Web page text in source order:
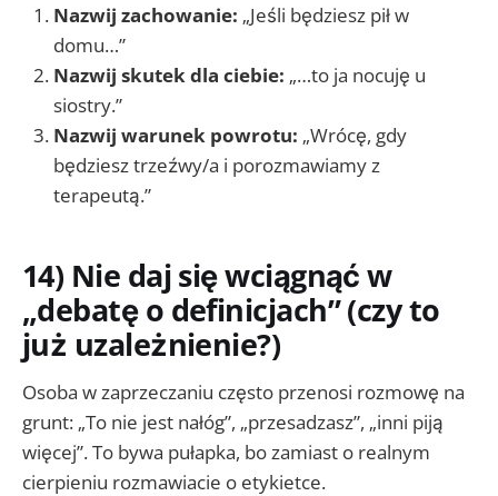
Nazwij zachowanie: „Jeśli będziesz pił w
domu…”
Nazwij skutek dla ciebie: „…to ja nocuję u
siostry.”
Nazwij warunek powrotu: „Wrócę, gdy
będziesz trzeźwy/a i porozmawiamy z
terapeutą.”
14) Nie daj się wciągnąć w
„debatę o definicjach” (czy to
już uzależnienie?)
Osoba w zaprzeczaniu często przenosi rozmowę na
grunt: „To nie jest nałóg”, „przesadzasz”, „inni piją
więcej”. To bywa pułapka, bo zamiast o realnym
cierpieniu rozmawiacie o etykietce.